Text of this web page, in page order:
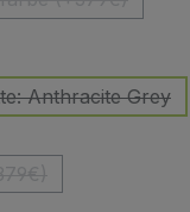
verfügbar.)
Anthracite Grey
(Diese Option ist
nicht verfügbar.)